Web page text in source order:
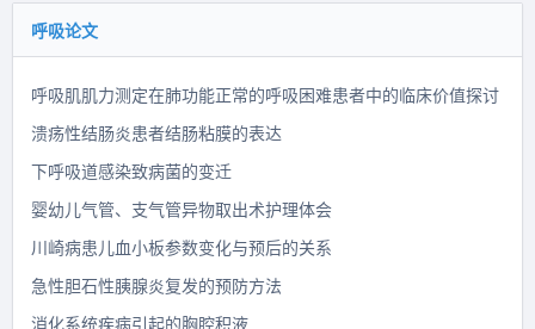
呼吸论文
呼吸肌肌力测定在肺功能正常的呼吸困难患者中的临床价值探讨
溃疡性结肠炎患者结肠粘膜的表达
下呼吸道感染致病菌的变迁
婴幼儿气管、支气管异物取出术护理体会
川崎病患儿血小板参数变化与预后的关系
急性胆石性胰腺炎复发的预防方法
消化系统疾病引起的胸腔积液